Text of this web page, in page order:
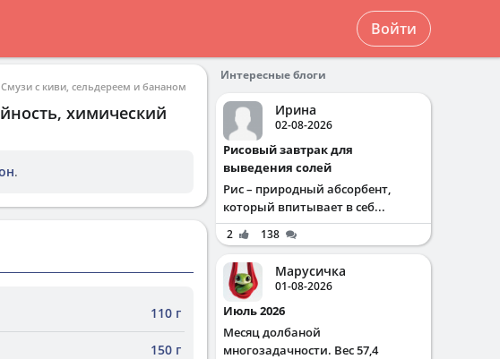
Войти
Смузи с киви, сельдереем и бананом
химический
.
110 г
150 г
Интересные блоги
Ирина
02-08-2026
Рисовый завтрак для
выведения солей
Рис – природный абсорбент,
который впитывает в себ...
2 138
Марусичка
01-08-2026
Июль 2026
Месяц долбаной
многозадачности. Вес 57,4